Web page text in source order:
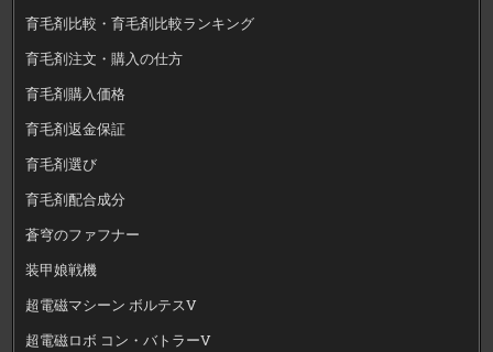
育毛剤比較・育毛剤比較ランキング
育毛剤注文・購入の仕方
育毛剤購入価格
育毛剤返金保証
育毛剤選び
育毛剤配合成分
蒼穹のファフナー
装甲娘戦機
超電磁マシーン ボルテスV
超電磁ロボ コン・バトラーV